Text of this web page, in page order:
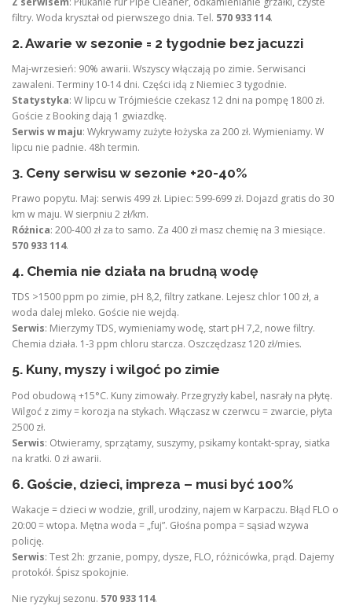
filtry. Woda kryształ od pierwszego dnia. Tel. 570 933 114.
2. Awarie w sezonie = 2 tygodnie bez jacuzzi
Maj-wrzesień: 90% awarii. Wszyscy włączają po zimie. Serwisanci
zawaleni. Terminy 10-14 dni. Części idą z Niemiec 3 tygodnie.
Statystyka: W lipcu w Trójmieście czekasz 12 dni na pompę 1800 zł.
Goście z Booking dają 1 gwiazdkę.
Serwis w maju: Wykrywamy zużyte łożyska za 200 zł. Wymieniamy. W
lipcu nie padnie. 48h termin.
3. Ceny serwisu w sezonie +20-40%
Prawo popytu. Maj: serwis 499 zł. Lipiec: 599-699 zł. Dojazd gratis do 30
km w maju. W sierpniu 2 zł/km.
Różnica: 200-400 zł za to samo. Za 400 zł masz chemię na 3 miesiące.
570 933 114.
4. Chemia nie działa na brudną wodę
TDS >1500 ppm po zimie, pH 8,2, filtry zatkane. Lejesz chlor 100 zł, a
woda dalej mleko. Goście nie wejdą.
Serwis: Mierzymy TDS, wymieniamy wodę, start pH 7,2, nowe filtry.
Chemia działa. 1-3 ppm chloru starcza. Oszczędzasz 120 zł/mies.
5. Kuny, myszy i wilgoć po zimie
Pod obudową +15°C. Kuny zimowały. Przegryzły kabel, nasrały na płytę.
Wilgoć z zimy = korozja na stykach. Włączasz w czerwcu = zwarcie, płyta
2500 zł.
Serwis: Otwieramy, sprzątamy, suszymy, psikamy kontakt-spray, siatka
na kratki. 0 zł awarii.
6. Goście, dzieci, impreza – musi być 100%
Wakacje = dzieci w wodzie, grill, urodziny, najem w Karpaczu. Błąd FLO o
20:00 = wtopa. Mętna woda = „fuj”. Głośna pompa = sąsiad wzywa
policję.
Serwis: Test 2h: grzanie, pompy, dysze, FLO, różnicówka, prąd. Dajemy
protokół. Śpisz spokojnie.
Nie ryzykuj sezonu. 570 933 114.